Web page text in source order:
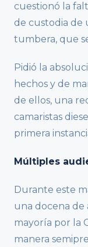
cuestionó la
de custodia de
tumbera, que
Pidió la
hechos y de
de ellos, una
camaristas
primera
Múltiples
Durante este
una docena de
mayoría por la
manera